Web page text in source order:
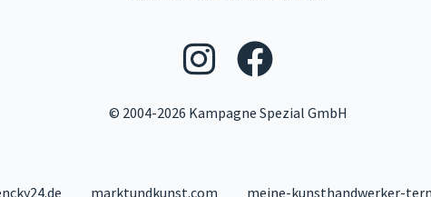
Folgen Sie
Folgen
© 2004-2026 Kampagne Spezial GmbH
marktundkunst.com meine-kunsthandwerker-